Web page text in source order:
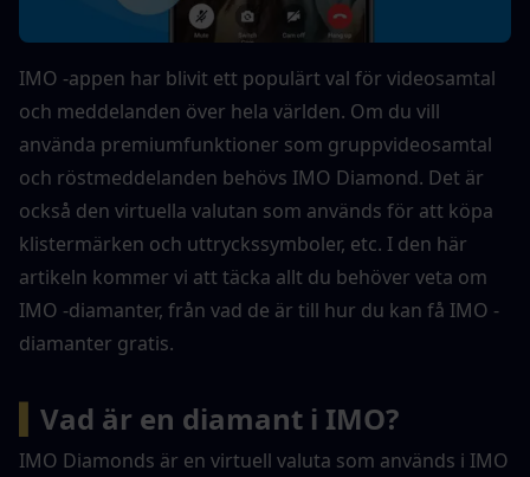
IMO -appen har blivit ett populärt val för videosamtal
och meddelanden över hela världen. Om du vill
använda premiumfunktioner som gruppvideosamtal
och röstmeddelanden behövs IMO Diamond. Det är
också den virtuella valutan som används för att köpa
klistermärken och uttryckssymboler, etc. I den här
artikeln kommer vi att täcka allt du behöver veta om
IMO -diamanter, från vad de är till hur du kan få IMO -
diamanter gratis.
Vad är en diamant i IMO?
IMO Diamonds är en virtuell valuta som används i IMO